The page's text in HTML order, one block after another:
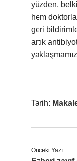
yüzden,
hem
geri
artık
Tarih:
Önceki Yazı